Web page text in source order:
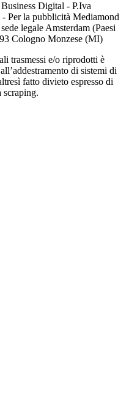
Digital - P.Iva
Per la pubblicità Mediamond
legale Amsterdam (Paesi
Cologno Monzese (MI)
trasmessi e/o riprodotti è
di sistemi di
fatto divieto espresso di
scraping.